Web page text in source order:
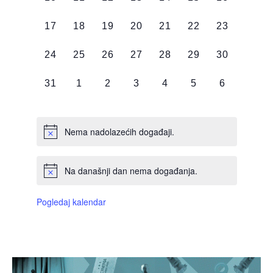
0
17
0
18
0
19
0
20
0
21
0
22
0
23
0
24
0
25
0
26
0
27
0
28
0
29
0
30
0
31
0
1
0
2
0
3
0
4
0
5
0
6
Nema nadolazećih događaji.
Na današnji dan nema događanja.
Pogledaj kalendar